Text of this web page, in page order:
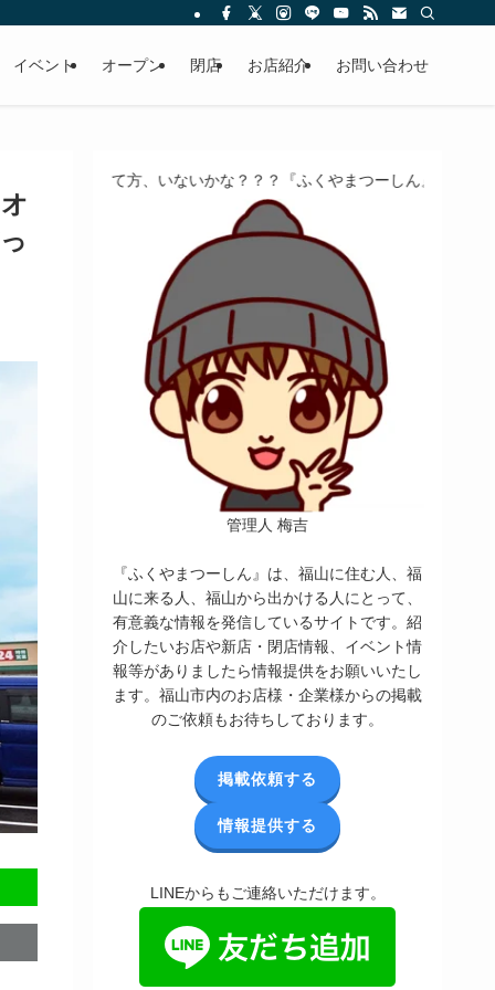
イベント オープン 閉店 お店紹介 お問い合わせ
ないかな？？？『ふくやまつーしん』でちょっとしたバイト、しま
管理人 梅吉
『ふくやまつーしん』は、福山に住む人、福
山に来る人、福山から出かける人にとって、
有意義な情報を発信しているサイトです。紹
介したいお店や新店・閉店情報、イベント情
報等がありましたら情報提供をお願いいたし
ます。福山市内のお店様・企業様からの掲載
のご依頼もお待ちしております。
掲載依頼する
情報提供する
LINEからもご連絡いただけます。